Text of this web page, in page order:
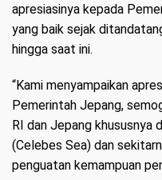
apresiasinya kepada
yang baik sejak
hingga saat ini.
“Kami menyampaikan
Pemerintah Jepang,
RI dan Jepang khususnya
(Celebes Sea) dan
penguatan kemampuan